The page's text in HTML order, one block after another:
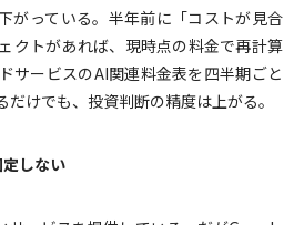
がっている。半年前に「コストが見合
クトがあれば、現時点の料金で再計算
サービスのAI関連料金表を四半期ごと
けでも、投資判断の精度は上がる。
しない